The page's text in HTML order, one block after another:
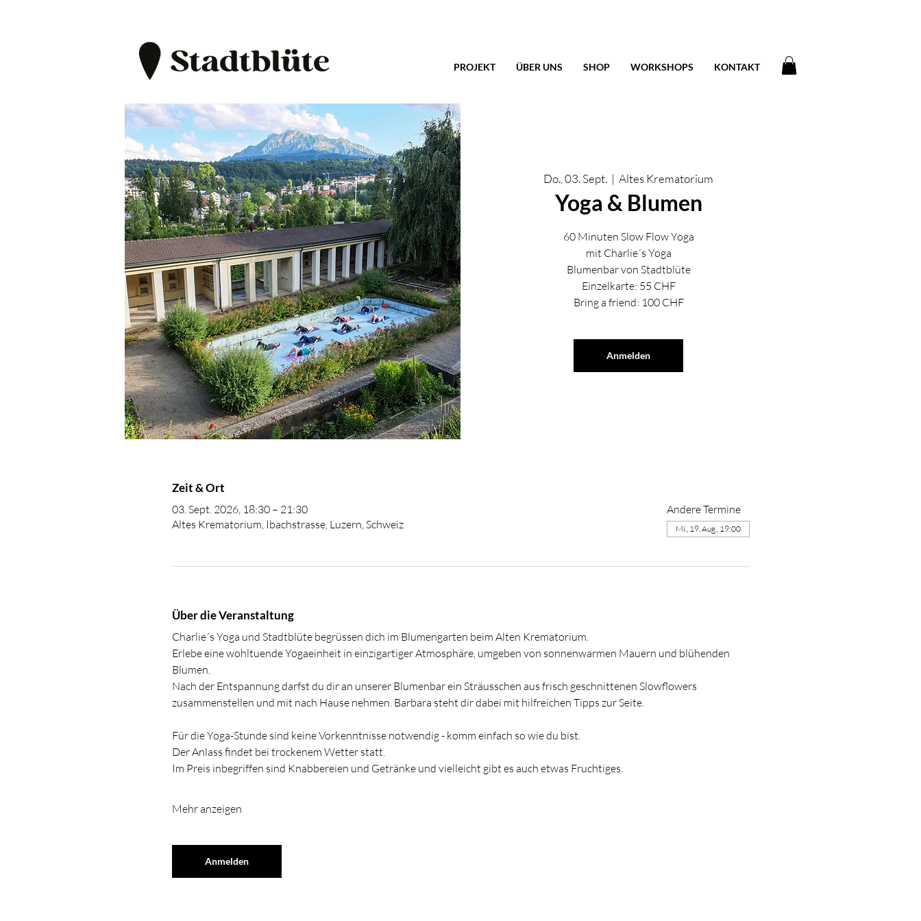
PROJEKT ÜBER UNS SHOP WORKSHOPS KONTAKT
Do., 03. Sept.
  |
Altes Krematorium
Yoga & Blumen
60 Minuten Slow Flow Yoga
mit Charlie´s Yoga
Blumenbar von Stadtblüte
Einzelkarte: 55 CHF
Bring a friend: 100 CHF
Anmelden
Zeit & Ort
03. Sept. 2026, 18:30 – 21:30
Altes Krematorium, Ibachstrasse, Luzern, Schweiz
Andere Termine
Mi., 19. Aug., 19:00
Über die Veranstaltung
Charlie´s Yoga und Stadtblüte begrüssen dich im Blumengarten beim Alten Krematorium.
Erlebe eine wohltuende Yogaeinheit in einzigartiger Atmosphäre, umgeben von sonnenwarmen Mauern und blühenden
Blumen.
Nach der Entspannung darfst du dir an unserer Blumenbar ein Sträusschen aus frisch geschnittenen Slowflowers
zusammenstellen und mit nach Hause nehmen. Barbara steht dir dabei mit hilfreichen Tipps zur Seite.
Für die Yoga-Stunde sind keine Vorkenntnisse notwendig - komm einfach so wie du bist.
Der Anlass findet bei trockenem Wetter statt.
Im Preis inbegriffen sind Knabbereien und Getränke und vielleicht gibt es auch etwas Fruchtiges.
Mehr anzeigen
Anmelden